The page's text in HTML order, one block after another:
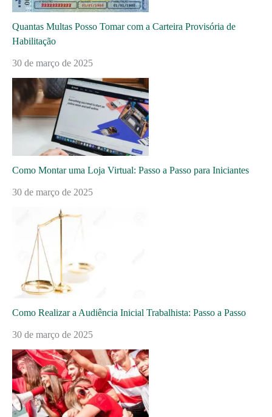
Quantas Multas Posso Tomar com a Carteira Provisória de
Habilitação
30 de março de 2025
Como Montar uma Loja Virtual: Passo a Passo para Iniciantes
30 de março de 2025
Como Realizar a Audiência Inicial Trabalhista: Passo a Passo
30 de março de 2025